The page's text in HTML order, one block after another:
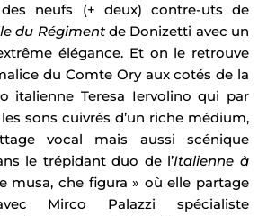
neufs (+ deux) contre-uts de
du Régimentde Donizetti avec un
élégance. Et on le retrouve
du Comte Ory aux cotés de la
italienne Teresa Iervolino qui par
sons cuivrés d’un riche médium,
vocal mais aussi scénique
le trépidant duo de l’Italienne à
musa, che figura » où elle partage
Mirco Palazzi spécialiste